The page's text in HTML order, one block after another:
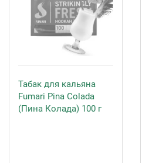
Табак для кальяна
Fumari Pina Colada
(Пина Колада) 100 г